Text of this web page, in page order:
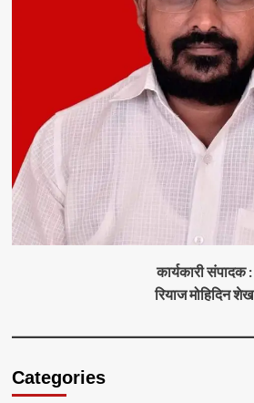
कार्यकारी संपादक :
रियाज मोहिदिन शेख
Categories